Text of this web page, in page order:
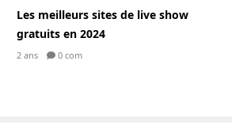
Les meilleurs sites de live show
gratuits en 2024
2 ans 0 com